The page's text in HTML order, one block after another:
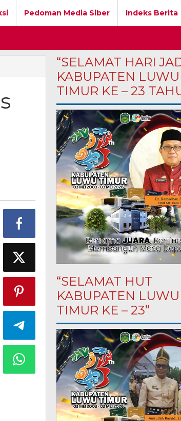
Pedoman Media Siber Indeks Berita
“SELAMAT HARI
KABUPATEN LUWU
TIMUR KE – 23
“SELAMAT HUT
KABUPATEN LUWU
TIMUR KE – 23”